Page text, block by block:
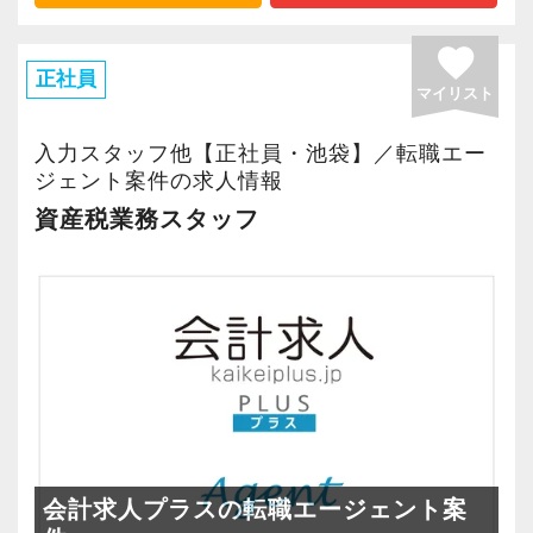
談してください！
【経験と資格を活かして顧問先の頼れるパート
入所後は税理士のアシスタントとして簡単なお
仕事からお任せしていきます。
ときには代表と一緒に顧問先へご挨拶に同行す
あなたが「何をやりたいか」で業務内容を調整
していきたいと思っています。
当事務所の代表は「忙しくて残業してストレス
を抱えるくらいなら人を増やす」という考えな
残業はほぼありません。
可能な限り社員がストレスを抱えない環境を整
てまいります。
正しい在り方である」と確信をもっています。
この取り組みに興味がある方は是非参加してく
ださい。
▼採用面接用プレゼン資料です。興味がある方
https://docs.google.com/presentation/d/
jpJvYFJyRwio1NrK6fOdN5rQYuGtB2S9M4/
げるために、毎年血の滲むような努力と改善行
その結果、繁忙期においても「ノー残業」、
「カレンダー通りの休暇」という他の会計事務
所では絶対に実現し得ないような生産性を達成
する事が出来ました。
さらに生産性の向上は高収益体質に結びつき、
く事が可能になりました。
ここまでの道のりは決して平たんなものではあ
りませんでしたが、現在は全てのスタッフがス
トレスを抱えることなく、更には十分な報酬を
得ながら税理士試験にも精力的に取り組む事が
弊社の売上高経常利益率は30％に達しており、
現在は悠然と事業を遂行できる体制が整ってい
正社員 favorite
マイリスト
入力スタッフ他【正社員・池袋】／転職エー
ジェント案件の求人情報
資産税業務スタッフ
会計求人プラスの転職エージェント案